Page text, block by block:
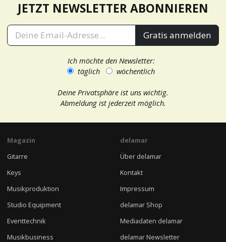
JETZT NEWSLETTER ABONNIEREN
Gratis anmelden
Ich möchte den Newsletter:
täglich
wöchentlich
Deine Privatsphäre ist uns wichtig.
Abmeldung ist jederzeit möglich.
Magazin
Gitarre
Keys
Musikproduktion
Studio Equipment
Eventtechnik
Musikbusiness
delamar
Über delamar
Kontakt
Impressum
delamar Shop
Mediadaten delamar
delamar Newsletter